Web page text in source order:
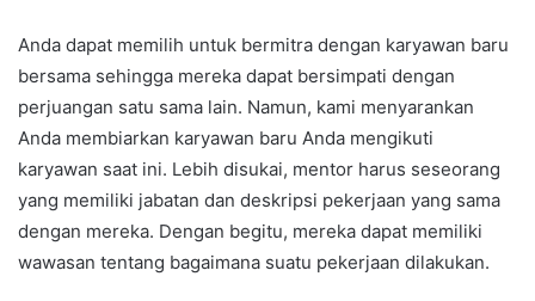
Anda dapat memilih untuk bermitra dengan karyawan baru
bersama sehingga mereka dapat bersimpati dengan
perjuangan satu sama lain. Namun, kami menyarankan
Anda membiarkan karyawan baru Anda mengikuti
karyawan saat ini. Lebih disukai, mentor harus seseorang
yang memiliki jabatan dan deskripsi pekerjaan yang sama
dengan mereka. Dengan begitu, mereka dapat memiliki
wawasan tentang bagaimana suatu pekerjaan dilakukan.